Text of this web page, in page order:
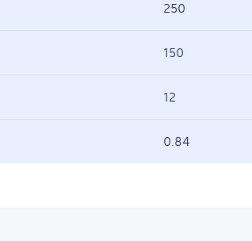
250
150
12
0.84